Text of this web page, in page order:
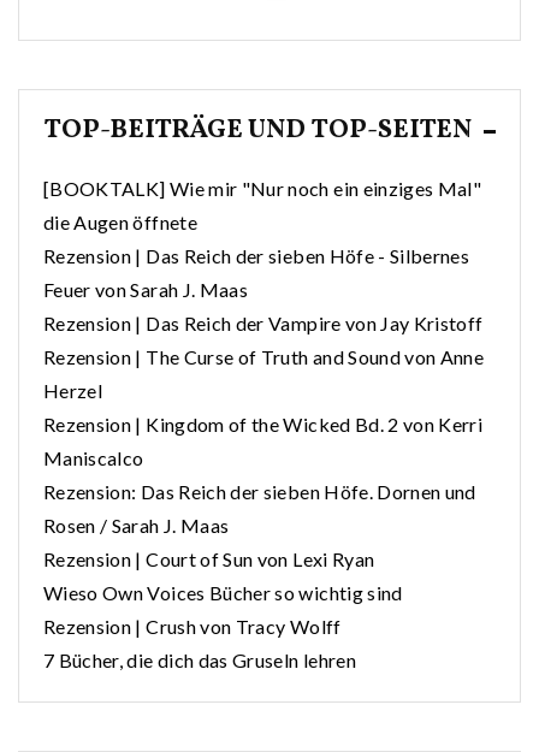
TOP-BEITRÄGE UND TOP-SEITEN
[BOOKTALK] Wie mir "Nur noch ein einziges Mal"
die Augen öffnete
Rezension | Das Reich der sieben Höfe - Silbernes
Feuer von Sarah J. Maas
Rezension | Das Reich der Vampire von Jay Kristoff
Rezension | The Curse of Truth and Sound von Anne
Herzel
Rezension | Kingdom of the Wicked Bd. 2 von Kerri
Maniscalco
Rezension: Das Reich der sieben Höfe. Dornen und
Rosen / Sarah J. Maas
Rezension | Court of Sun von Lexi Ryan
Wieso Own Voices Bücher so wichtig sind
Rezension | Crush von Tracy Wolff
7 Bücher, die dich das Gruseln lehren